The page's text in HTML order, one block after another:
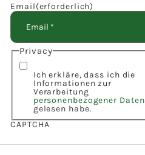
Email(erforderlich)
Privacy
Ich erkläre, dass ich die
Informationen zur
Verarbeitung
personenbezogener Daten
gelesen habe.
CAPTCHA